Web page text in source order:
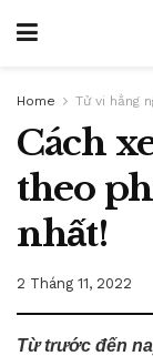
Home Tử vi hằng
Cách
theo
nhất!
2 Tháng 11, 2022
Từ trước đến